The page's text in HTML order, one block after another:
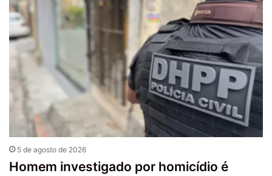
5 de agosto de 2026
Homem investigado por homicídio é